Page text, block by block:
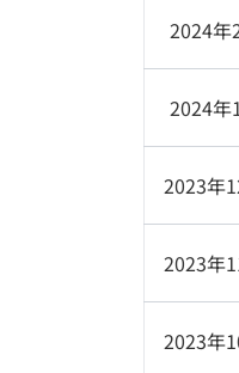
2024年
2024年
2023年
2023年
2023年